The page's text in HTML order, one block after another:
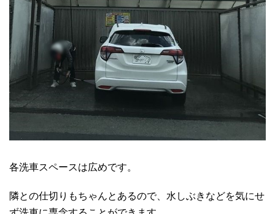
各洗車スペースは広めです。
隣との仕切りもちゃんとあるので、水しぶきなどを気にせ